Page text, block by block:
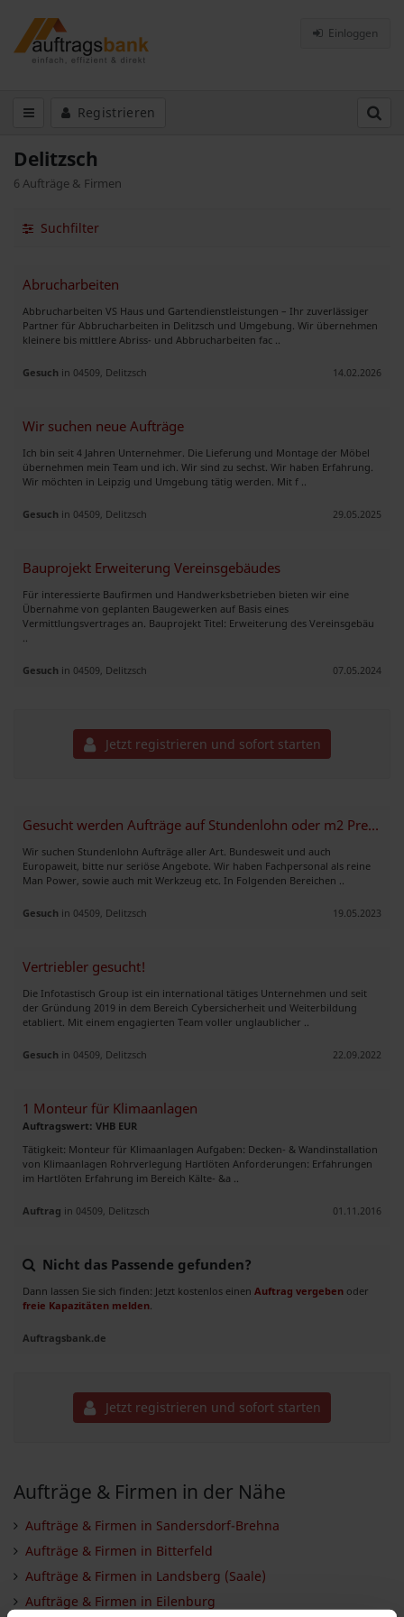
Einloggen
Registrieren
Delitzsch
6 Aufträge & Firmen
Suchfilter
Abrucharbeiten
Abbrucharbeiten VS Haus und Gartendienstleistungen – Ihr zuverlässiger
Partner für Abbrucharbeiten in Delitzsch und Umgebung. Wir übernehmen
kleinere bis mittlere Abriss- und Abbrucharbeiten fac ..
Gesuch in 04509, Delitzsch 14.02.2026
Wir suchen neue Aufträge
Ich bin seit 4 Jahren Unternehmer. Die Lieferung und Montage der Möbel
übernehmen mein Team und ich. Wir sind zu sechst. Wir haben Erfahrung.
Wir möchten in Leipzig und Umgebung tätig werden. Mit f ..
Gesuch in 04509, Delitzsch 29.05.2025
Bauprojekt Erweiterung Vereinsgebäudes
Für interessierte Baufirmen und Handwerksbetrieben bieten wir eine
Übernahme von geplanten Baugewerken auf Basis eines
Vermittlungsvertrages an. Bauprojekt Titel: Erweiterung des Vereinsgebäu
Gesuch in 04509, Delitzsch 07.05.2024
Jetzt registrieren und sofort starten
Gesucht werden Aufträge auf Stundenlohn oder m2 Preise.
Wir suchen Stundenlohn Aufträge aller Art. Bundesweit und auch
Europaweit, bitte nur seriöse Angebote. Wir haben Fachpersonal als reine
Man Power, sowie auch mit Werkzeug etc. In Folgenden Bereichen ..
Gesuch in 04509, Delitzsch 19.05.2023
Vertriebler gesucht!
Die Infotastisch Group ist ein international tätiges Unternehmen und seit
der Gründung 2019 in dem Bereich Cybersicherheit und Weiterbildung
etabliert. Mit einem engagierten Team voller unglaublicher ..
Gesuch in 04509, Delitzsch 22.09.2022
1 Monteur für Klimaanlagen
Auftragswert: VHB EUR
Tätigkeit: Monteur für Klimaanlagen Aufgaben: Decken- & Wandinstallation
von Klimaanlagen Rohrverlegung Hartlöten Anforderungen: Erfahrungen
im Hartlöten Erfahrung im Bereich Kälte- &a ..
Auftrag in 04509, Delitzsch 01.11.2016
Nicht das Passende gefunden?
Dann lassen Sie sich finden: Jetzt kostenlos einen Auftrag vergeben oder
freie Kapazitäten melden.
Auftragsbank.de
Jetzt registrieren und sofort starten
Aufträge & Firmen in der Nähe
Aufträge & Firmen in Sandersdorf-Brehna
Aufträge & Firmen in Bitterfeld
Aufträge & Firmen in Landsberg (Saale)
Aufträge & Firmen in Eilenburg